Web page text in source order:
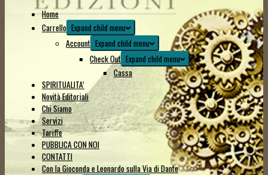
Home
Carrello Expand child menu
Account Expand child menu
Check Out Expand child menu
Cassa
SPIRITUALITA’
Novità Editoriali
Chi Siamo
Servizi
Tariffe
PUBBLICA CON NOI
CONTATTI
Con la Gioconda e Leonardo sulla Via di Dante